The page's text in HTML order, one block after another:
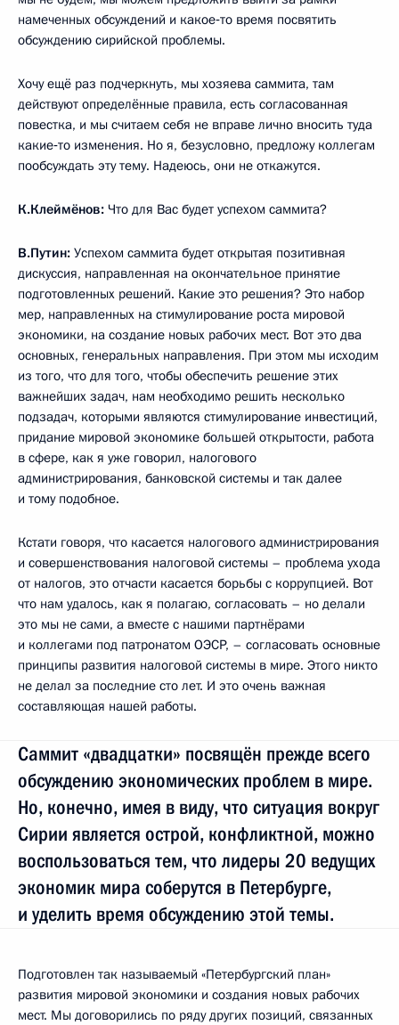
намеченных обсуждений и какое‑то время посвятить
обсуждению сирийской проблемы.
Хочу ещё раз подчеркнуть, мы хозяева саммита, там
действуют определённые правила, есть согласованная
повестка, и мы считаем себя не вправе лично вносить туда
какие‑то изменения. Но я, безусловно, предложу коллегам
пообсуждать эту тему. Надеюсь, они не откажутся.
К.Клеймёнов: Что для Вас будет успехом саммита?
В.Путин: Успехом саммита будет открытая позитивная
дискуссия, направленная на окончательное принятие
подготовленных решений. Какие это решения? Это набор
мер, направленных на стимулирование роста мировой
экономики, на создание новых рабочих мест. Вот это два
основных, генеральных направления. При этом мы исходим
из того, что для того, чтобы обеспечить решение этих
важнейших задач, нам необходимо решить несколько
подзадач, которыми являются стимулирование инвестиций,
придание мировой экономике большей открытости, работа
в сфере, как я уже говорил, налогового
администрирования, банковской системы и так далее
и тому подобное.
Кстати говоря, что касается налогового администрирования
и совершенствования налоговой системы – проблема ухода
от налогов, это отчасти касается борьбы с коррупцией. Вот
что нам удалось, как я полагаю, согласовать – но делали
это мы не сами, а вместе с нашими партнёрами
и коллегами под патронатом ОЭСР, – согласовать основные
принципы развития налоговой системы в мире. Этого никто
не делал за последние сто лет. И это очень важная
составляющая нашей работы.
Саммит «двадцатки» посвящён прежде всего
обсуждению экономических проблем в мире.
Но, конечно, имея в виду, что ситуация вокруг
Сирии является острой, конфликтной, можно
воспользоваться тем, что лидеры 20 ведущих
экономик мира соберутся в Петербурге,
и уделить время обсуждению этой темы.
Подготовлен так называемый «Петербургский план»
развития мировой экономики и создания новых рабочих
мест. Мы договорились по ряду других позиций, связанных